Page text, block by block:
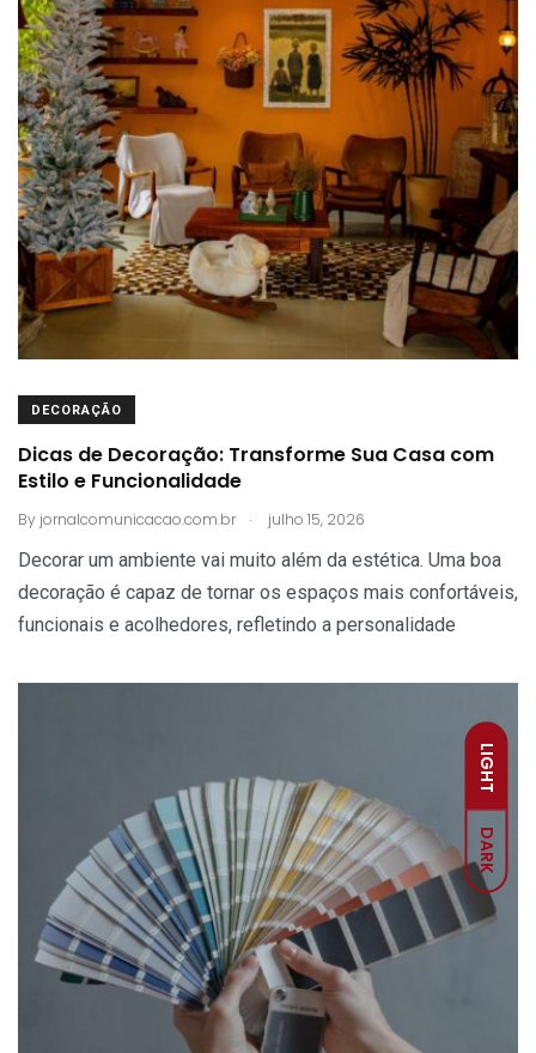
LIGHT
DARK
DECORAÇÃO
Dicas de Decoração: Transforme Sua Casa com
Estilo e Funcionalidade
By jornalcomunicacao.com.br . julho 15, 2026
Decorar um ambiente vai muito além da estética. Uma boa
decoração é capaz de tornar os espaços mais confortáveis,
funcionais e acolhedores, refletindo a personalidade